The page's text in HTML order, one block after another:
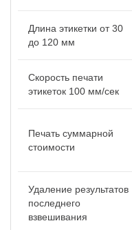
Длина этикетки от 30
до 120 мм
Скорость печати
этикеток 100 мм/сек
Печать суммарной
стоимости
Удаление результатов
последнего
взвешивания